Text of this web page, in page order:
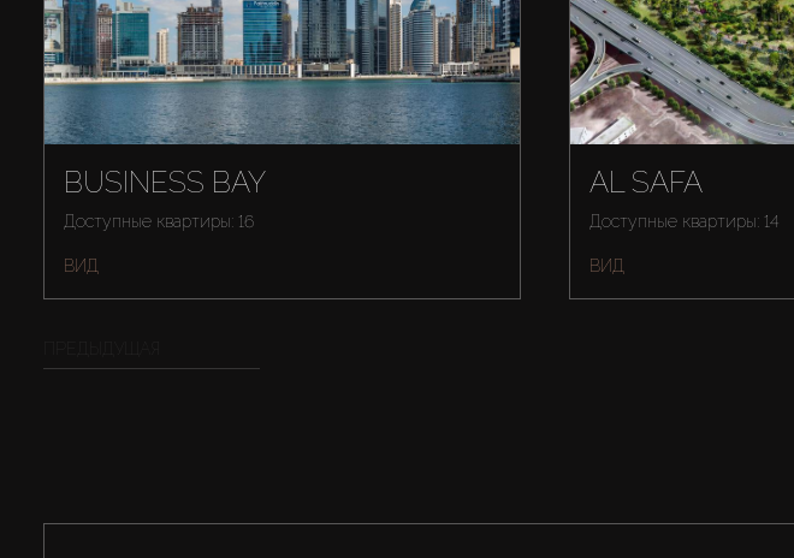
BUSINESS BAY
Доступные квартиры: 16
ВИД
AL SAFA
Доступные квартиры: 14
ВИД